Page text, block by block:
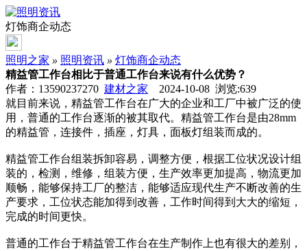
灯饰商企动态
照明之家 » 照明资讯 » 灯饰商企动态
精益管工作台相比于普通工作台来说有什么优势？
作者：13590237270 建材之家 2024-10-08 浏览:639
就目前来说，精益管工作台在广大的企业和工厂中被广泛的使
用，普通的工作台逐渐的被其取代。精益管工作台是由28mm
的精益管，连接件，插座，灯具，面板灯组装而成的。
精益管工作台组装拆卸容易，调整方便，根据工位状况设计组
装的，检测，维修，组装方便，生产效率更加提高，物流更加
顺畅，能够保持工厂的整洁，能够适应现代生产不断改善的生
产要求，工位状态能加得到改善，工作时间得到大大的缩短，
完成的时间更快。
普通的工作台于精益管工作台在生产制作上也有很大的差别，